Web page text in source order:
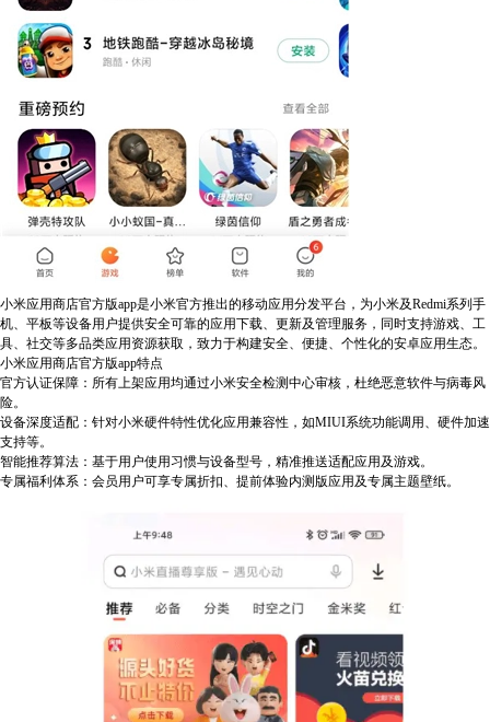
小米应用商店官方版app是小米官方推出的移动应用分发平台，为小米及Redmi系列手
机、平板等设备用户提供安全可靠的应用下载、更新及管理服务，同时支持游戏、工
具、社交等多品类应用资源获取，致力于构建安全、便捷、个性化的安卓应用生态。
小米应用商店官方版app特点
官方认证保障：所有上架应用均通过小米安全检测中心审核，杜绝恶意软件与病毒风
险。
设备深度适配：针对小米硬件特性优化应用兼容性，如MIUI系统功能调用、硬件加速
支持等。
智能推荐算法：基于用户使用习惯与设备型号，精准推送适配应用及游戏。
专属福利体系：会员用户可享专属折扣、提前体验内测版应用及专属主题壁纸。